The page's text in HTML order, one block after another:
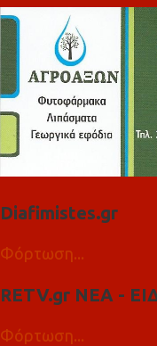
Diafimistes.gr
Φόρτωση...
RETV.gr ΝΕΑ -
Φόρτωση...